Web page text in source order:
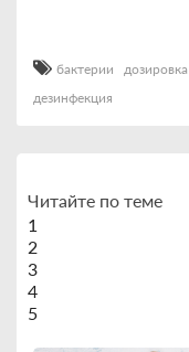
бактерии дозировка
дезинфекция
Читайте по теме
1
2
3
4
5